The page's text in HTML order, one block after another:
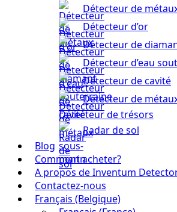
Détecteur de
Détecteur d’or
Détecteur de
Détecteur d’eau
Détecteur de cavité
Détecteur de
Détecteur de trésors
Radar de sol
Blog
Comment acheter?
A propos de Inventum
Contactez-nous
Français (Belgique)